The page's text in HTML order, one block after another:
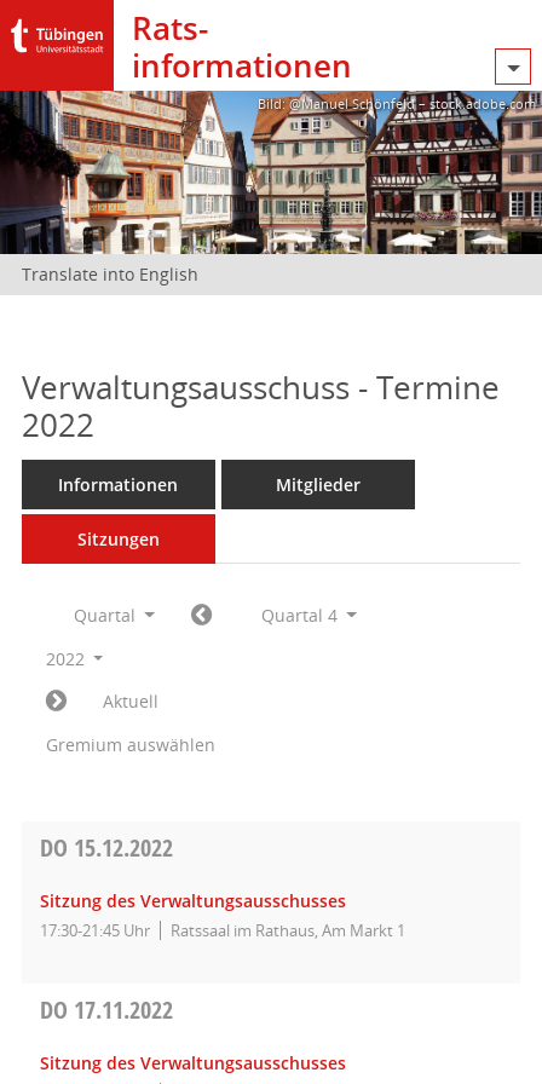
Rats­
informationen
Bild: @Manuel Schönfeld – stock.adobe.com
Translate into English
Verwaltungsausschuss - Termine
2022
Informationen Mitglieder
Sitzungen
Quartal
Quartal 4
2022
Aktuell
Gremium auswählen
DO 15.12.2022
Sitzung des Verwaltungsausschusses
17:30-21:45 Uhr Ratssaal im Rathaus, Am Markt 1
DO 17.11.2022
Sitzung des Verwaltungsausschusses